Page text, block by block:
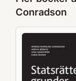
Conradson